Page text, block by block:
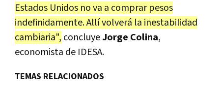
Estados Unidos no va a comprar pesos
indefinidamente. Allí volverá la inestabilidad
cambiaria", concluyeJorge Colina,
economista de IDESA.
TEMAS RELACIONADOS